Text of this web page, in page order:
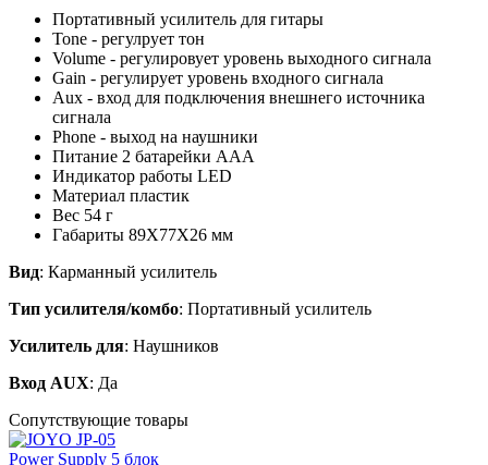
Портативный усилитель для гитары
Tone - регулрует тон
Volume - регулировует уровень выходного сигнала
Gain - регулирует уровень входного сигнала
Aux - вход для подключения внешнего источника
сигнала
Phone - выход на наушники
Питание 2 батарейки ААА
Индикатор работы LED
Материал пластик
Вес 54 г
Габариты 89X77X26 мм
Вид: Карманный усилитель
Тип усилителя/комбо: Портативный усилитель
Усилитель для: Наушников
Вход AUX: Да
Сопутствующие товары